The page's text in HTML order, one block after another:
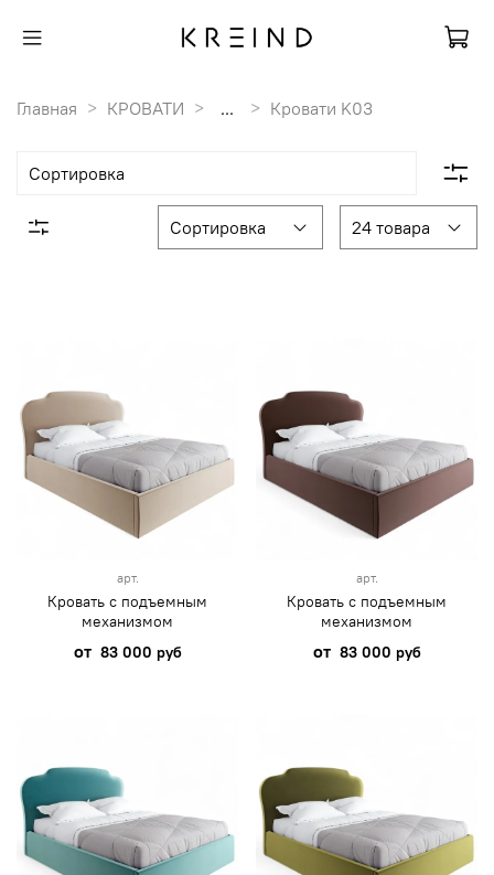
Главная КРОВАТИ ... Кровати K03
арт.
Кровать с подъемным
механизмом
от 83 000 руб
арт.
Кровать с подъемным
механизмом
от 83 000 руб